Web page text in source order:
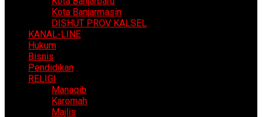
Kota Banjarmasin
DISHUT PROV KALSEL
KANAL-LINE
Hukum
Bisnis
Pendidikan
RELIGI
Manaqib
Karomah
Majlis